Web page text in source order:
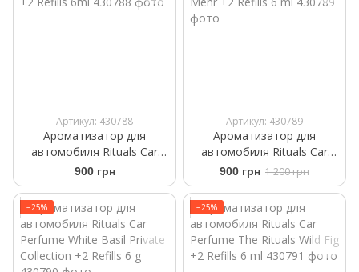
Артикул: 430788
Ароматизатор для
автомобиля Rituals Car
Perfume The Ritual of Sport
+2 Refills 6ml
900 грн
Артикул: 430789
Ароматизатор для
автомобиля Rituals ​Car
Perfume The Rituals of
Mehr +2 Refills 6 ml
900 грн 1 200 грн
−25% −25%